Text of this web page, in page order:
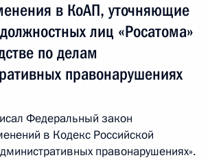
в КоАП, уточняющие
лиц «Росатома»
по делам
правонарушениях
Федеральный закон
в Кодекс Российской
правонарушениях».